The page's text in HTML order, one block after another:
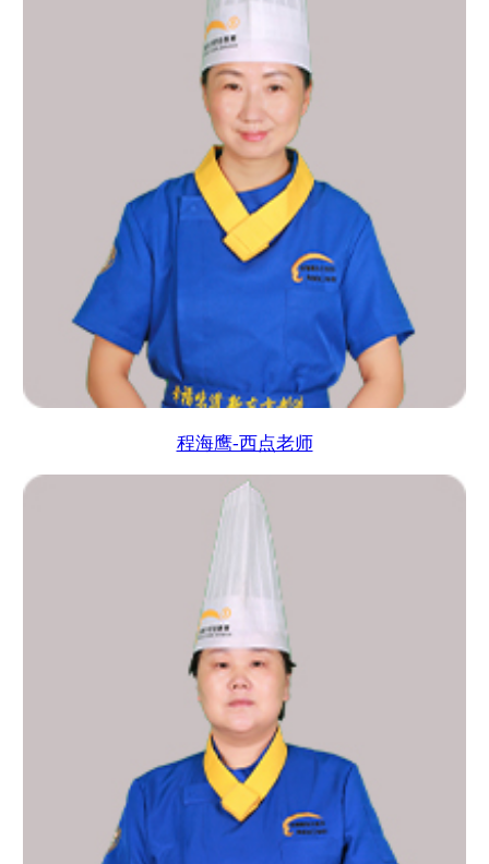
程海鹰-西点老师